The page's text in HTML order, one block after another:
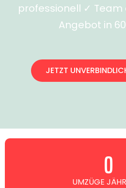
professionell ✓ Team
Angebot in
JETZT
UMZÜGE0